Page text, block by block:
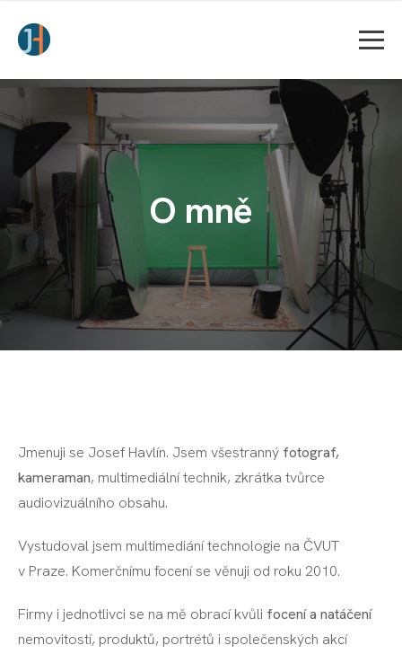
O mně
Jmenuji se Josef Havlín. Jsem všestranný fotograf,
kameraman, multimediální technik, zkrátka tvůrce
audiovizuálního obsahu.
Vystudoval jsem multimediání technologie na ČVUT
v Praze. Komerčnímu focení se věnuji od roku 2010.
Firmy i jednotlivci se na mě obrací kvůli focení a natáčení
nemovitostí, produktů, portrétů i společenských akcí